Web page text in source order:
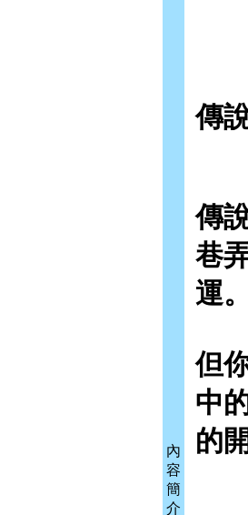
內
容
簡
介
傳
傳
巷
運。
但
中
的